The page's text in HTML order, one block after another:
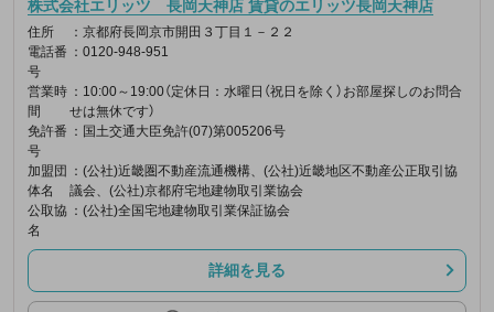
株式会社エリッツ 長岡天神店 賃貸のエリッツ長岡天神店
住所
：京都府長岡京市開田３丁目１－２２
電話番
号
：0120-948-951
営業時
間
：10:00～19:00（定休日：水曜日（祝日を除く）お部屋探しのお問合
せは無休です）
免許番
号
：国土交通大臣免許(07)第005206号
加盟団
体名
：(公社)近畿圏不動産流通機構、(公社)近畿地区不動産公正取引協
議会、(公社)京都府宅地建物取引業協会
公取協
名
：(公社)全国宅地建物取引業保証協会
詳細を見る